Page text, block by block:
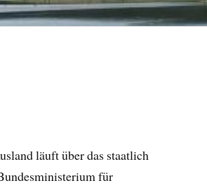
läuft über das staatlich
für